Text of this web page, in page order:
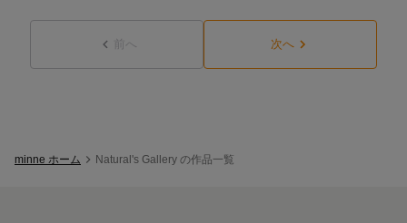
前へ 次へ
minne ホーム Natural's Gallery の作品一覧